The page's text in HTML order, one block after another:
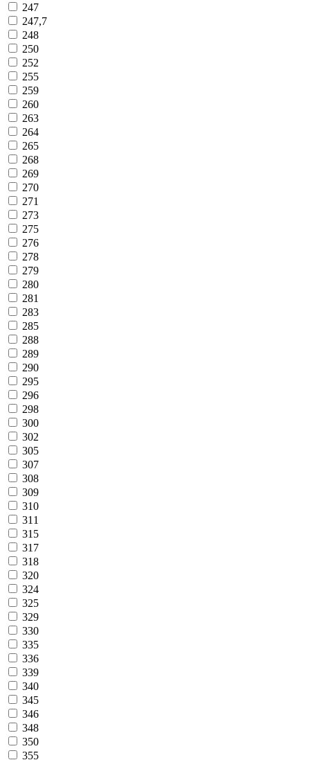
247
247,7
248
250
252
255
259
260
263
264
265
268
269
270
271
273
275
276
278
279
280
281
283
285
288
289
290
295
296
298
300
302
305
307
308
309
310
311
315
317
318
320
324
325
329
330
335
336
339
340
345
346
348
350
355